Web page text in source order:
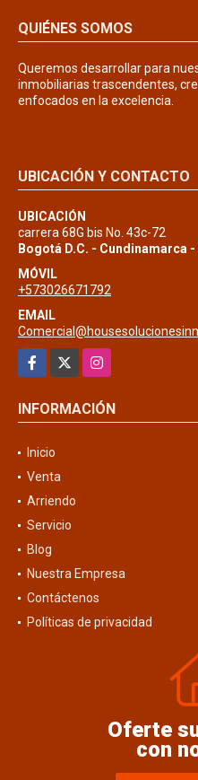
QUIÉNES SOMOS
Queremos desarrollar para
inmobiliarias trascendentes,
enfocados en la excelencia.
UBICACIÓN Y CONTACTO
UBICACIÓN
carrera 68G bis No. 43c-72
Bogotá D.C. - Cundinamarca
MÓVIL
+573026671792
EMAIL
Facebook
Instagram
INFORMACIÓN
Inicio
Venta
Arriendo
Servicio
Blog
Nuestra Empresa
Contáctenos
Políticas de privacidad
Oferte
con